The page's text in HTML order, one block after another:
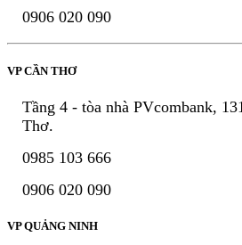
0906 020 090
VP CẦN THƠ
Tầng 4 - tòa nhà PVcombank,
Thơ.
0985 103 666
0906 020 090
VP QUẢNG NINH